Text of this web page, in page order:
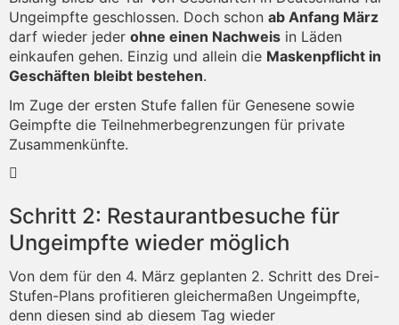
Ungeimpfte geschlossen. Doch schon ab Anfang März
darf wieder jeder ohne einen Nachweis in Läden
einkaufen gehen. Einzig und allein die Maskenpflicht in
Geschäften bleibt bestehen.
Im Zuge der ersten Stufe fallen für Genesene sowie
Geimpfte die Teilnehmerbegrenzungen für private
Zusammenkünfte.
Schritt 2: Restaurantbesuche für
Ungeimpfte wieder möglich
Von dem für den 4. März geplanten 2. Schritt des Drei-
Stufen-Plans profitieren gleichermaßen Ungeimpfte,
denn diesen sind ab diesem Tag wieder